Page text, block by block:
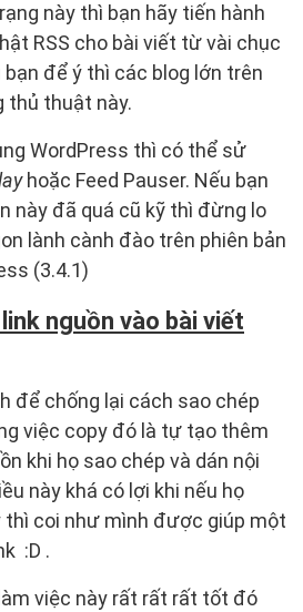
này thì bạn hãy tiến hành
RSS cho bài viết từ vài chục
bạn để ý thì các blog lớn trên
thủ thuật này.
WordPress thì có thể sử
hoặc Feed Pauser. Nếu bạn
này đã quá cũ kỹ thì đừng lo
lành cành đào trên phiên bản
(3.4.1)
nguồn vào bài viết
để chống lại cách sao chép
việc copy đó là tự tạo thêm
khi họ sao chép và dán nội
này khá có lợi khi nếu họ
thì coi như mình được giúp một
:D .
việc này rất rất rất tốt đó